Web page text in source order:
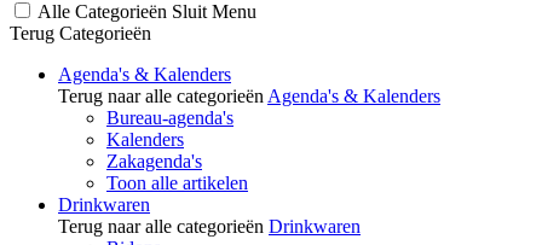
Alle Categorieën Sluit Menu
Terug Categorieën
Agenda's & Kalenders
Terug naar alle categorieën Agenda's & Kalenders
Bureau-agenda's
Kalenders
Zakagenda's
Toon alle artikelen
Drinkwaren
Terug naar alle categorieën Drinkwaren